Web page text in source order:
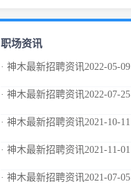
职场资讯
· 神木最新招聘资讯2022-05-09
· 神木最新招聘资讯2022-07-25
· 神木最新招聘资讯2021-10-11
· 神木最新招聘资讯2021-11-01
· 神木最新招聘资讯2021-07-05